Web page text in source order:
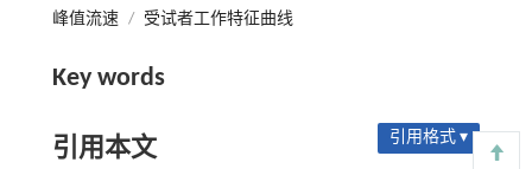
峰值流速 / 受试者工作特征曲线
Key words
引用本文 引用格式 ▾